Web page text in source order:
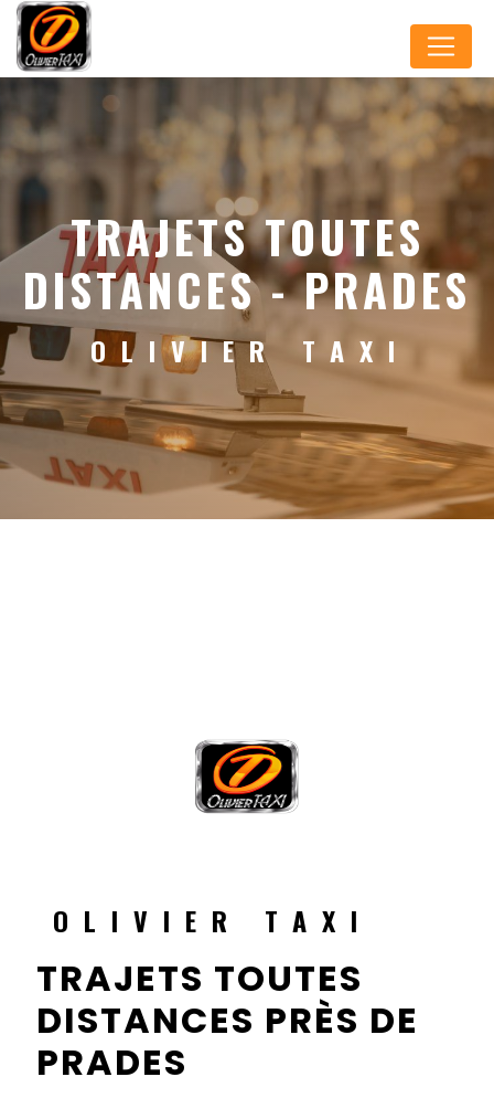
TRAJETS TOUTES
DISTANCES - PRADES
OLIVIER TAXI
OLIVIER TAXI
TRAJETS TOUTES
DISTANCES PRÈS DE
PRADES
Panneau de gestion des cookies